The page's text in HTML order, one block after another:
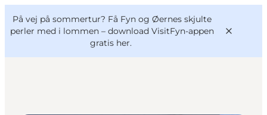
På vej på sommertur? Få Fyn og Øernes skjulte
perler med i lommen – download VisitFyn-appen
gratis her.
VisitFyn
Deutsch